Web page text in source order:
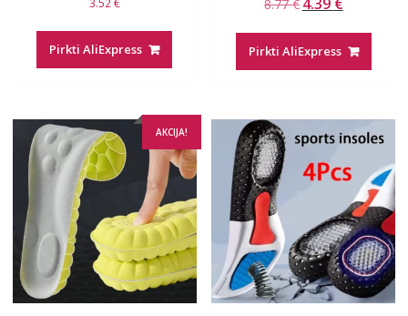
Pirkti AliExpress
8.77€
8.77 €.
4.39 €.
Pirkti AliExpress
AKCIJA!